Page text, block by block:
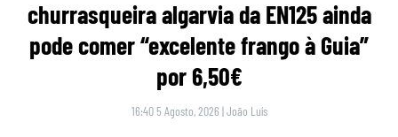
churrasqueira algarvia da EN125 ainda
pode comer “excelente frango à Guia”
por 6,50€
16:40 5 Agosto, 2026 |João Luís